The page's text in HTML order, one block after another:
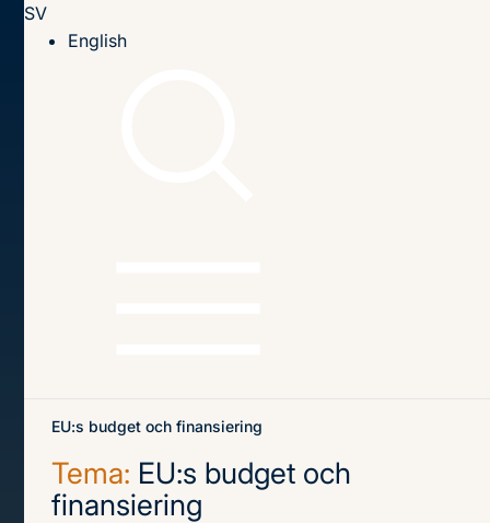
SV
English
EU:s budget och finansiering
Tema: EU:s budget och
finansiering